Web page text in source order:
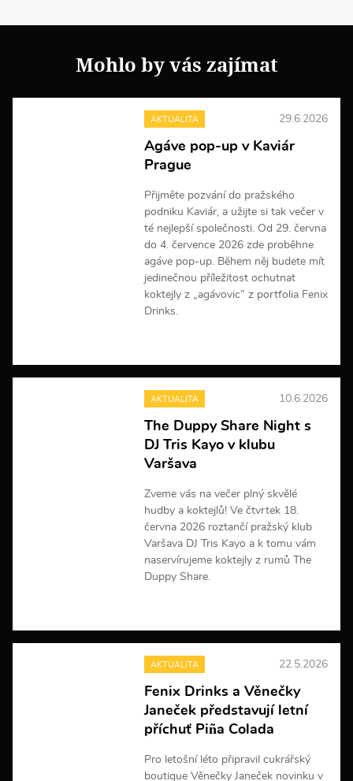
Mohlo by vás zajímat
AKTUALITA 29.6.2026
Agáve pop-up v Kaviár
Prague
Přijměte pozvání do pražského
podniku Kaviár, a užijte si tak večer v
té nejlepší společnosti. Od 29. června
do 4. července 2026 zde proběhne
agáve pop-up. Během něj budete mít
jedinečnou příležitost ochutnat
koktejly z „agávovic” z portfolia Fenix
Drinks.
e
i
f
o
r
c
í
AKTUALITA 10.6.2026
The Duppy Share Night s
DJ Tris Kayo v klubu
Varšava
Zveme vás na večer plný skvělé
hudby a koktejlů! Ve čtvrtek 18.
června 2026 roztančí pražský klub
Varšava DJ Tris Kayo a k tomu vám
naservírujeme koktejly z rumů The
Duppy Share.
e
i
f
o
r
c
AKTUALITA 22.5.2026
Fenix Drinks a Věnečky
Janeček představují letní
příchuť Piña Colada
Pro letošní léto připravil cukrářský
boutique Věnečky Janeček novinku v